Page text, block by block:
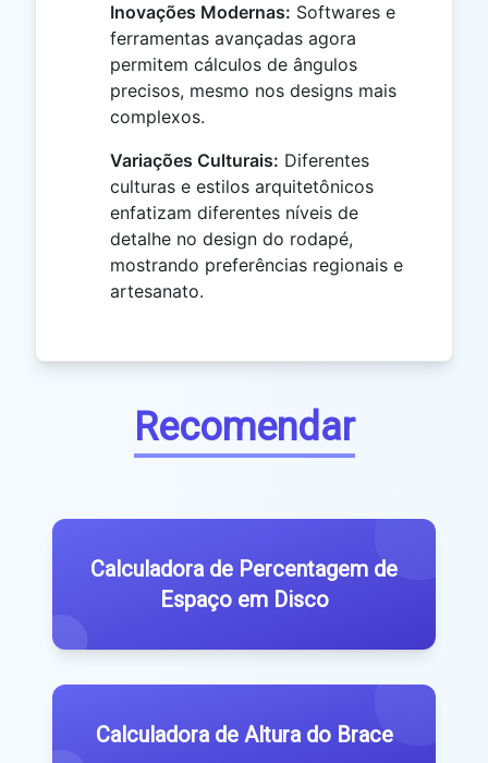
Inovações Modernas: Softwares e
ferramentas avançadas agora
permitem cálculos de ângulos
precisos, mesmo nos designs mais
complexos.
Variações Culturais: Diferentes
culturas e estilos arquitetônicos
enfatizam diferentes níveis de
detalhe no design do rodapé,
mostrando preferências regionais e
artesanato.
Recomendar
Calculadora de Percentagem de
Espaço em Disco
Calculadora de Altura do Brace